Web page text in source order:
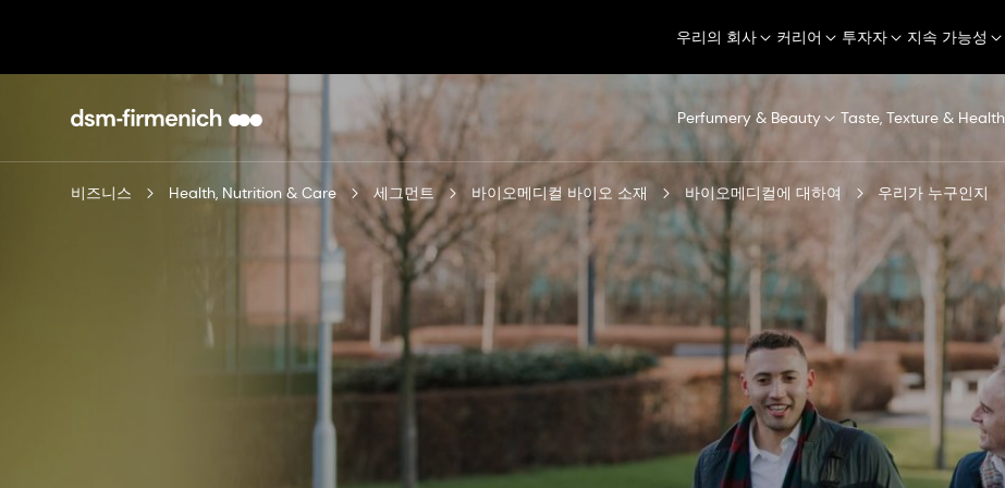
우리의 회사 커리어 투자자 지속 가능성
Perfumery & Beauty Taste, Texture & Health
비즈니스 Health, Nutrition & Care 세그먼트 바이오메디컬 바이오 소재 바이오메디컬에 대하여 우리가 누구인지